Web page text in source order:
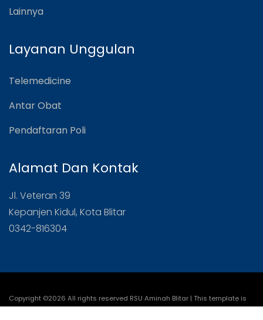
Lainnya
Layanan Unggulan
Telemedicine
Antar Obat
Pendaftaran Poli
Alamat Dan Kontak
Jl. Veteran 39
Kepanjen Kidul, Kota Blitar
0342-816304
Copyright ©2026 All rights reserved RSU Aminah Blitar | This template is